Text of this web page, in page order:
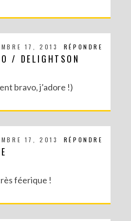
JOURNAL (AVEC SCAN N CUT)
RÉPONDRE
17, 2013
/ DELIGHTSON
bravo, j’adore !)
RÉPONDRE
17, 2013
féerique !